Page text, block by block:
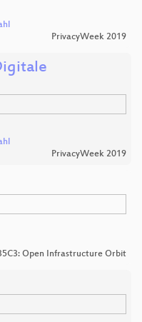
PrivacyWeek 2019
PrivacyWeek 2019
Open Infrastructure Orbit